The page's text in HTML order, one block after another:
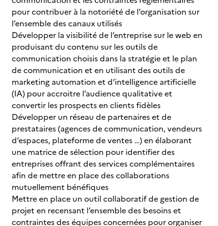
pour contribuer à la notoriété de l’organisation sur
l’ensemble des canaux utilisés
Développer la visibilité de l’entreprise sur le web en
produisant du contenu sur les outils de
communication choisis dans la stratégie et le plan
de communication et en utilisant des outils de
marketing automation et d’intelligence artificielle
(IA) pour accroitre l’audience qualitative et
convertir les prospects en clients fidèles
Développer un réseau de partenaires et de
prestataires (agences de communication, vendeurs
d’espaces, plateforme de ventes …) en élaborant
une matrice de sélection pour identifier des
entreprises offrant des services complémentaires
afin de mettre en place des collaborations
mutuellement bénéfiques
Mettre en place un outil collaboratif de gestion de
projet en recensant l’ensemble des besoins et
contraintes des équipes concernées pour organiser